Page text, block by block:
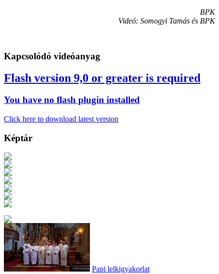
BPK
Videó: Somogyi Tamás és BPK
Kapcsolódó videóanyag
Flash version 9,0 or greater is required
You have no flash plugin installed
Click here to download latest version
Képtár
Papi lelkigyakorlat